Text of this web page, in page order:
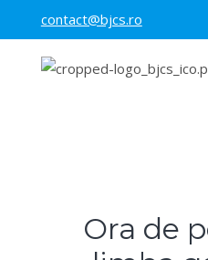
contact@bjcs.ro
Ora de